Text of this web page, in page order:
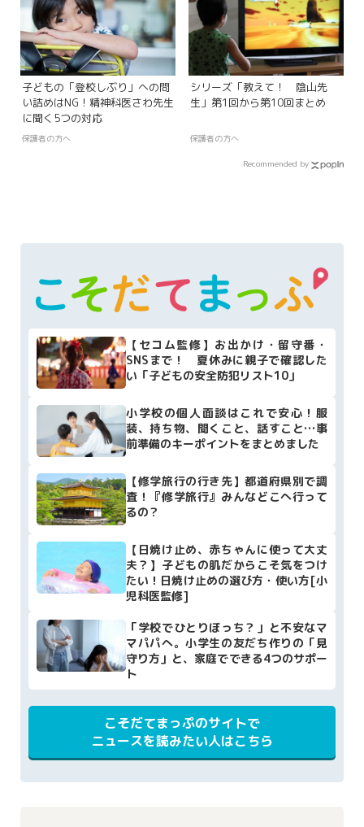
子どもの「登校しぶり」への問
い詰めはNG！精神科医さわ先生
に聞く5つの対応
保護者の方へ
シリーズ「教えて！ 陰山先
生」第1回から第10回まとめ
保護者の方へ
Recommended by
【セコム監修】お出かけ・留守番・
SNSまで！ 夏休みに親子で確認した
い「子どもの安全防犯リスト10」
小学校の個人面談はこれで安心！服
装、持ち物、聞くこと、話すこと…事
前準備のキーポイントをまとめました
【修学旅行の行き先】都道府県別で調
査！『修学旅行』みんなどこへ行って
るの？
【日焼け止め、赤ちゃんに使って大丈
夫？】子どもの肌だからこそ気をつけ
たい！日焼け止めの選び方・使い方[小
児科医監修]
「学校でひとりぼっち？」と不安なマ
マパパへ。小学生の友だち作りの「見
守り方」と、家庭でできる4つのサポー
ト
こそだてまっぷのサイトで
ニュースを読みたい人はこちら